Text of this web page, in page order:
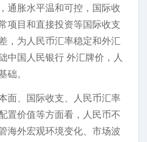
通胀水平温和可控，国际收
项目和直接投资等国际收支
，为人民币汇率稳定和外汇
中国人民银行 外汇牌价，人
础。
面、国际收支、人民币汇率
置价值等方面看，人民币不
海外宏观环境变化、市场波